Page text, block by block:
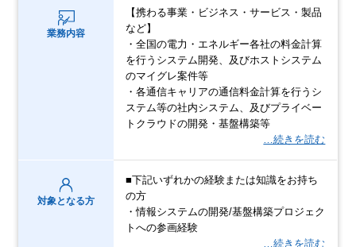
業務内容
【携わる事業・ビジネス・サービス・製品
など】
・全国の電力・エネルギー各社の料金計算
を行うシステム開発、及びホストシステム
のマイグレ案件等
・各通信キャリアの通信料金計算を行うシ
ステム等の社内システム、及びプライベー
トクラウドの開発・基盤構築等
…続きを読む
対象となる方
■下記いずれかの経験または知識をお持ち
の方
・情報システムの開発/基盤構築プロジェク
トへの参画経験
…続きを読む